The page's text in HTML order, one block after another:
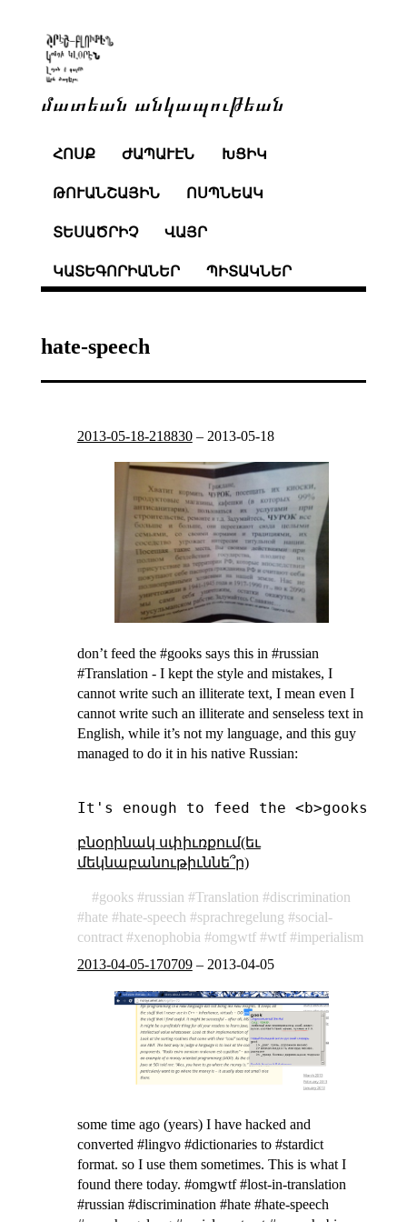
մատեան անկապութեան
ՀՈՍՔ ԺԱՊԱՒԷՆ ԽՑԻԿ
ԹՈՒԱՆՇԱՅԻՆ ՈՍՊՆԵԱԿ
ՏԵՍԱԾՐԻՉ ՎԱՅՐ
ԿԱՏԵԳՈՐԻԱՆԵՐ ՊԻՏԱԿՆԵՐ
hate-speech
2013-05-18-218830– 2013-05-18
don’t feed the #gooks says this in #russian
#Translation - I kept the style and mistakes, I
cannot write such an illiterate text, I mean even I
cannot write such an illiterate and senseless text in
English, while it’s not my language, and this guy
managed to do it in his native Russian:
բնօրինակ սփիւռքում(եւ
մեկնաբանութիւննե՞ր)
gooks russian Translation
discrimination
hate
hate-speech sprachregelung
social-
contract
xenophobia omgwtf wtf
imperialism
2013-04-05-170709– 2013-04-05
some time ago (years) I have hacked and
converted #lingvo #dictionaries to #stardict
format. so I use them sometimes. This is what I
found there today. #omgwtf #lost-in-translation
#russian #discrimination #hate #hate-speech